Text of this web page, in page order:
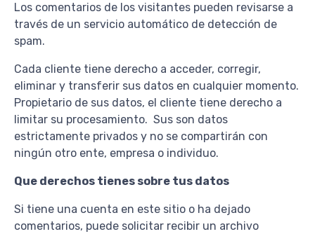
Los comentarios de los visitantes pueden revisarse a
través de un servicio automático de detección de
spam.
Cada cliente tiene derecho a acceder, corregir,
eliminar y transferir sus datos en cualquier momento.
Propietario de sus datos, el cliente tiene derecho a
limitar su procesamiento. Sus son datos
estrictamente privados y no se compartirán con
ningún otro ente, empresa o individuo.
Que derechos tienes sobre tus datos
Si tiene una cuenta en este sitio o ha dejado
comentarios, puede solicitar recibir un archivo